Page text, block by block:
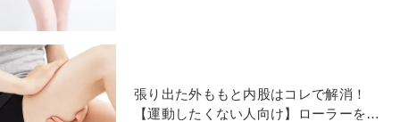
張り出た外ももと内股はコレで解消！
【運動したくない人向け】ローラーを使